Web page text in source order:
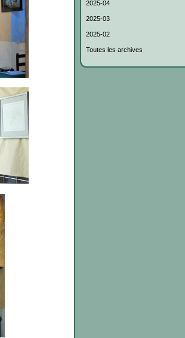
2025-04
2025-03
2025-02
Toutes les archives